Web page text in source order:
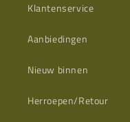
Klantenservice
Aanbiedingen
Nieuw binnen
Herroepen/Retour